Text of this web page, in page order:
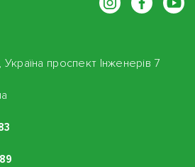
проспект Інженерів 7